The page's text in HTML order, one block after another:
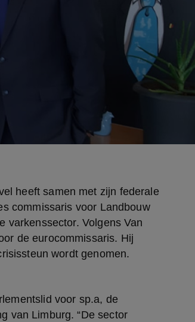
commissaris voor Landbouw
varkenssector. Volgens Van
de eurocommissaris. Hij
wordt genomen.
van Limburg. “De sector